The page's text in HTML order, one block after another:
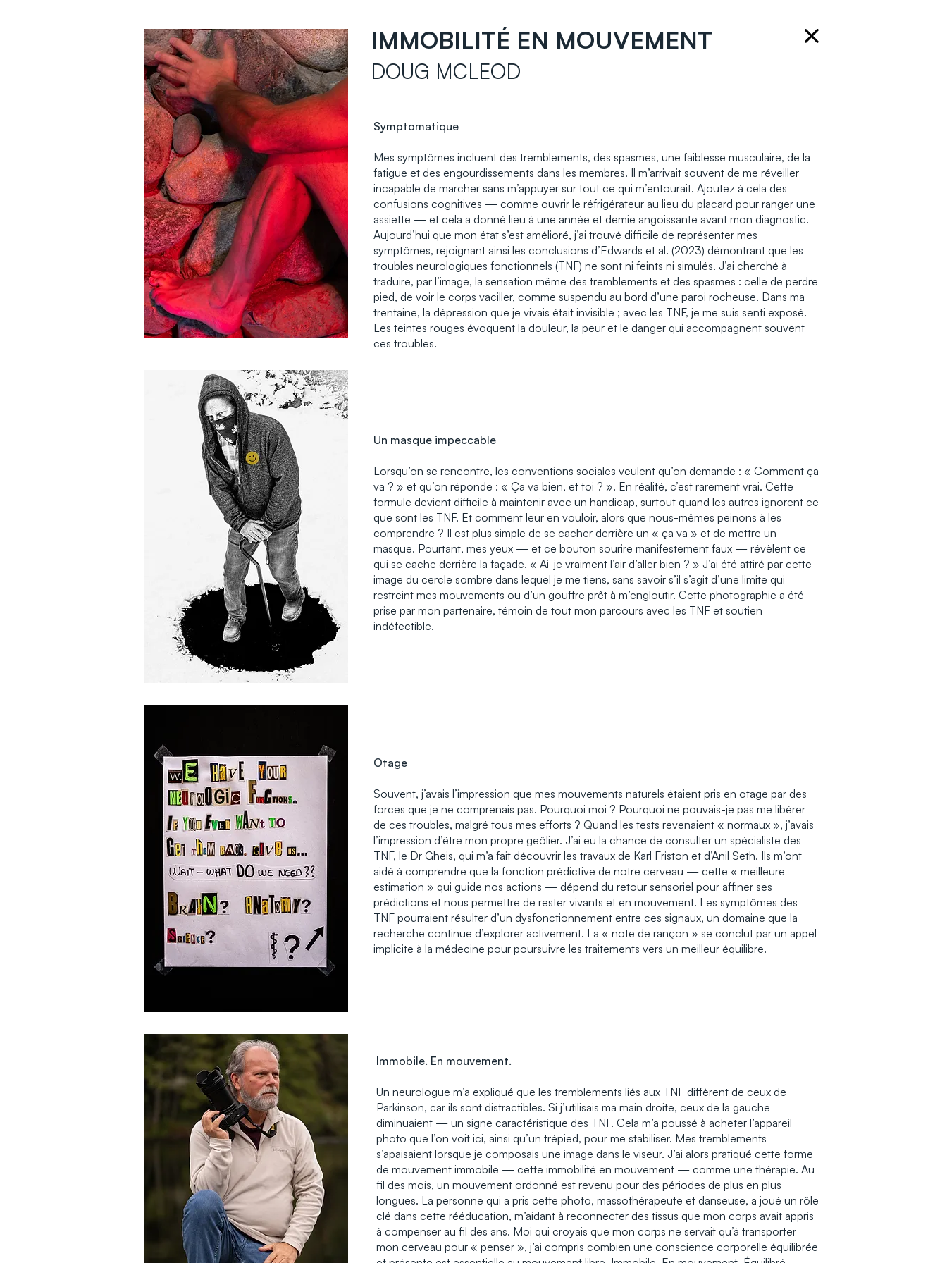
IMMOBILITÉ EN MOUVEMENT
DOUG MCLEOD
Symptomatique
Mes symptômes incluent des tremblements, des spasmes, une faiblesse musculaire, de la
fatigue et des engourdissements dans les membres. Il m’arrivait souvent de me réveiller
incapable de marcher sans m’appuyer sur tout ce qui m’entourait. Ajoutez à cela des
confusions cognitives — comme ouvrir le réfrigérateur au lieu du placard pour ranger une
assiette — et cela a donné lieu à une année et demie angoissante avant mon diagnostic.
Aujourd’hui que mon état s’est amélioré, j’ai trouvé difficile de représenter mes
symptômes, rejoignant ainsi les conclusions d’Edwards et al. (2023) démontrant que les
troubles neurologiques fonctionnels (TNF) ne sont ni feints ni simulés. J’ai cherché à
traduire, par l’image, la sensation même des tremblements et des spasmes : celle de perdre
pied, de voir le corps vaciller, comme suspendu au bord d’une paroi rocheuse. Dans ma
trentaine, la dépression que je vivais était invisible ; avec les TNF, je me suis senti exposé.
Les teintes rouges évoquent la douleur, la peur et le danger qui accompagnent souvent
ces troubles.
Un masque impeccable
Lorsqu’on se rencontre, les conventions sociales veulent qu’on demande : « Comment ça
va ? » et qu’on réponde : « Ça va bien, et toi ? ». En réalité, c’est rarement vrai. Cette
formule devient difficile à maintenir avec un handicap, surtout quand les autres ignorent ce
que sont les TNF. Et comment leur en vouloir, alors que nous-mêmes peinons à les
comprendre ? Il est plus simple de se cacher derrière un « ça va » et de mettre un
masque. Pourtant, mes yeux — et ce bouton sourire manifestement faux — révèlent ce
qui se cache derrière la façade. « Ai-je vraiment l’air d’aller bien ? » J’ai été attiré par cette
image du cercle sombre dans lequel je me tiens, sans savoir s’il s’agit d’une limite qui
restreint mes mouvements ou d’un gouffre prêt à m’engloutir. Cette photographie a été
prise par mon partenaire, témoin de tout mon parcours avec les TNF et soutien
indéfectible.
Otage
Souvent, j’avais l’impression que mes mouvements naturels étaient pris en otage par des
forces que je ne comprenais pas. Pourquoi moi ? Pourquoi ne pouvais-je pas me libérer
de ces troubles, malgré tous mes efforts ? Quand les tests revenaient « normaux », j’avais
l’impression d’être mon propre geôlier. J’ai eu la chance de consulter un spécialiste des
TNF, le Dr Gheis, qui m’a fait découvrir les travaux de Karl Friston et d’Anil Seth. Ils m’ont
aidé à comprendre que la fonction prédictive de notre cerveau — cette « meilleure
estimation » qui guide nos actions — dépend du retour sensoriel pour affiner ses
prédictions et nous permettre de rester vivants et en mouvement. Les symptômes des
TNF pourraient résulter d’un dysfonctionnement entre ces signaux, un domaine que la
recherche continue d’explorer activement. La « note de rançon » se conclut par un appel
implicite à la médecine pour poursuivre les traitements vers un meilleur équilibre.
Immobile. En mouvement.
Un neurologue m’a expliqué que les tremblements liés aux TNF diffèrent de ceux de
Parkinson, car ils sont distractibles. Si j’utilisais ma main droite, ceux de la gauche
diminuaient — un signe caractéristique des TNF. Cela m’a poussé à acheter l’appareil
photo que l’on voit ici, ainsi qu’un trépied, pour me stabiliser. Mes tremblements
s’apaisaient lorsque je composais une image dans le viseur. J’ai alors pratiqué cette forme
de mouvement immobile — cette immobilité en mouvement — comme une thérapie. Au
fil des mois, un mouvement ordonné est revenu pour des périodes de plus en plus
longues. La personne qui a pris cette photo, massothérapeute et danseuse, a joué un rôle
clé dans cette rééducation, m’aidant à reconnecter des tissus que mon corps avait appris
à compenser au fil des ans. Moi qui croyais que mon corps ne servait qu’à transporter
mon cerveau pour « penser », j’ai compris combien une conscience corporelle équilibrée